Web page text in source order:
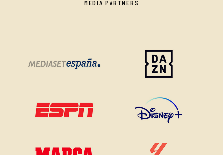
MEDIA PARTNERS